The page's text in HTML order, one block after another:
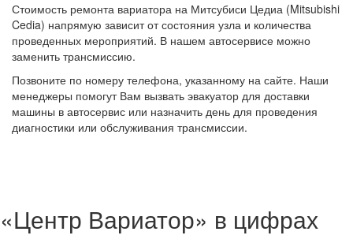
Стоимость ремонта вариатора на Митсубиси Цедиа (Mitsubishi
Cedia) напрямую зависит от состояния узла и количества
проведенных мероприятий. В нашем автосервисе можно
заменить трансмиссию.
Позвоните по номеру телефона, указанному на сайте. Наши
менеджеры помогут Вам вызвать эвакуатор для доставки
машины в автосервис или назначить день для проведения
диагностики или обслуживания трансмиссии.
«Центр Вариатор» в цифрах